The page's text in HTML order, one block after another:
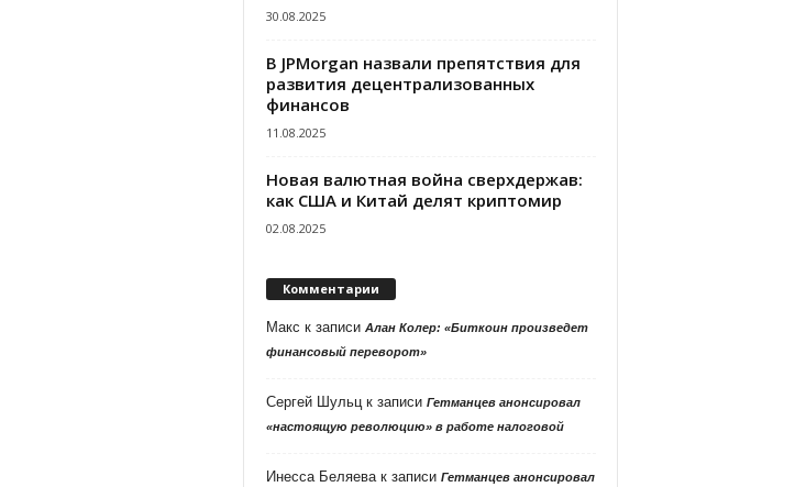
30.08.2025
В JPMorgan назвали препятствия для
развития децентрализованных
финансов
11.08.2025
Новая валютная война сверхдержав:
как США и Китай делят криптомир
02.08.2025
Комментарии
Макс к записи Алан Колер: «Биткоин произведет
финансовый переворот»
Сергей Шульцк записи Гетманцев анонсировал
«настоящую революцию» в работе налоговой
Инесса Беляевак записи Гетманцев анонсировал